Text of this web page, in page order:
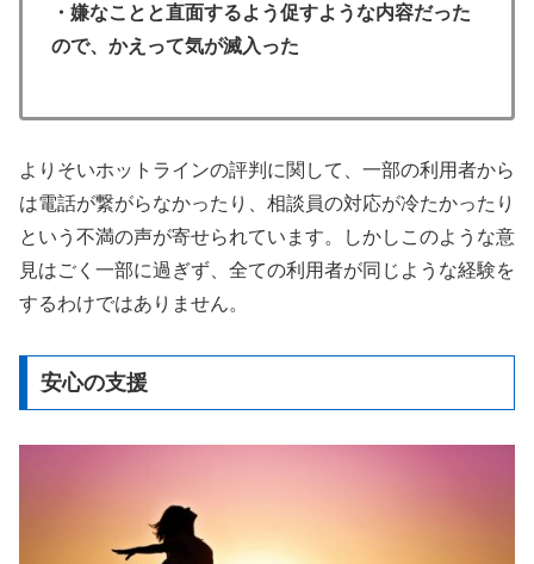
・嫌なことと直面するよう促すような内容だった
ので、かえって気が滅入った
よりそいホットラインの評判に関して、一部の利用者から
は電話が繋がらなかったり、相談員の対応が冷たかったり
という不満の声が寄せられています。しかしこのような意
見はごく一部に過ぎず、全ての利用者が同じような経験を
するわけではありません。
安心の支援